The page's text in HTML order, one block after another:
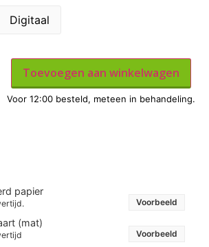
Digitaal
papier
Voorbeeld
(mat)
Voorbeeld
Toevoegen aan winkelwagen